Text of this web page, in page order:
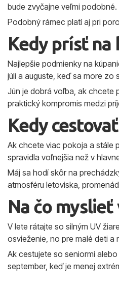
bude zvyčajne veľmi podobné.
Podobný rámec platí aj pri
Kedy prísť na
Najlepšie podmienky na
júli a auguste, keď sa more zo
Jún je dobrá voľba, ak chcete
praktický kompromis medzi
Kedy
Ak chcete viac pokoja a stále
spravidla voľnejšia než v
Máj sa hodí skôr na
atmosféru letoviska,
Na čo
V lete rátajte so silným UV
osvieženie, no pre malé deti
Ak cestujete so seniormi
september, keď je menej